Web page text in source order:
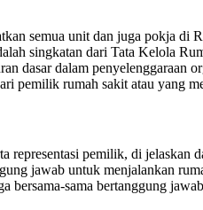
semua unit dan juga pokja di
singkatan dari Tata Kelola
dasar dalam
pemilik rumah sakit atau yang
representasi pemilik, di jelaskan
jawab untuk menjalankan
bersama-sama bertanggung